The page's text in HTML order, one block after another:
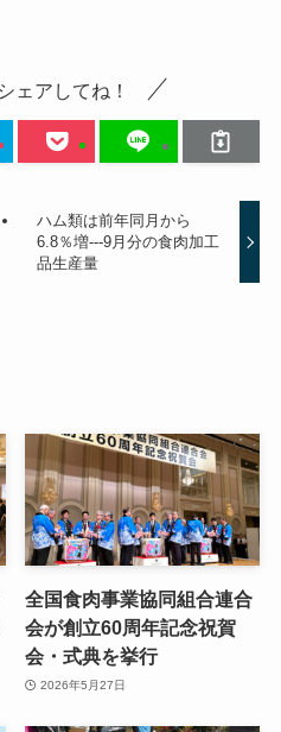
ェアしてね！
ハム類は前年同月から
6.8％増---9月分の食肉加工
品生産量
全国食肉事業協同組合連合
会が創立60周年記念祝賀
会・式典を挙行
2026年5月27日